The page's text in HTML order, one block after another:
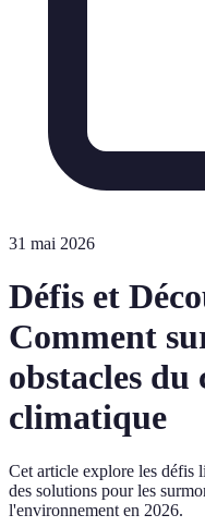
31 mai 2026
Défis et
Comment
obstacles du
climatique
Cet article explore les défis
des solutions pour les
l'environnement en 2026.